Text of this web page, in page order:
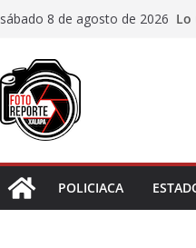
sábado 8 de agosto de 2026 Lo
POLICIACA